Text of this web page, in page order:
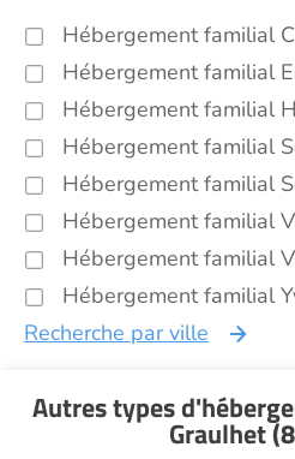
Hébergement familial
Hébergement familial
Hébergement familial
Hébergement familial
Hébergement familial
Hébergement familial
Hébergement familial
Hébergement familial
Recherche par ville
Autres types
Graulhet